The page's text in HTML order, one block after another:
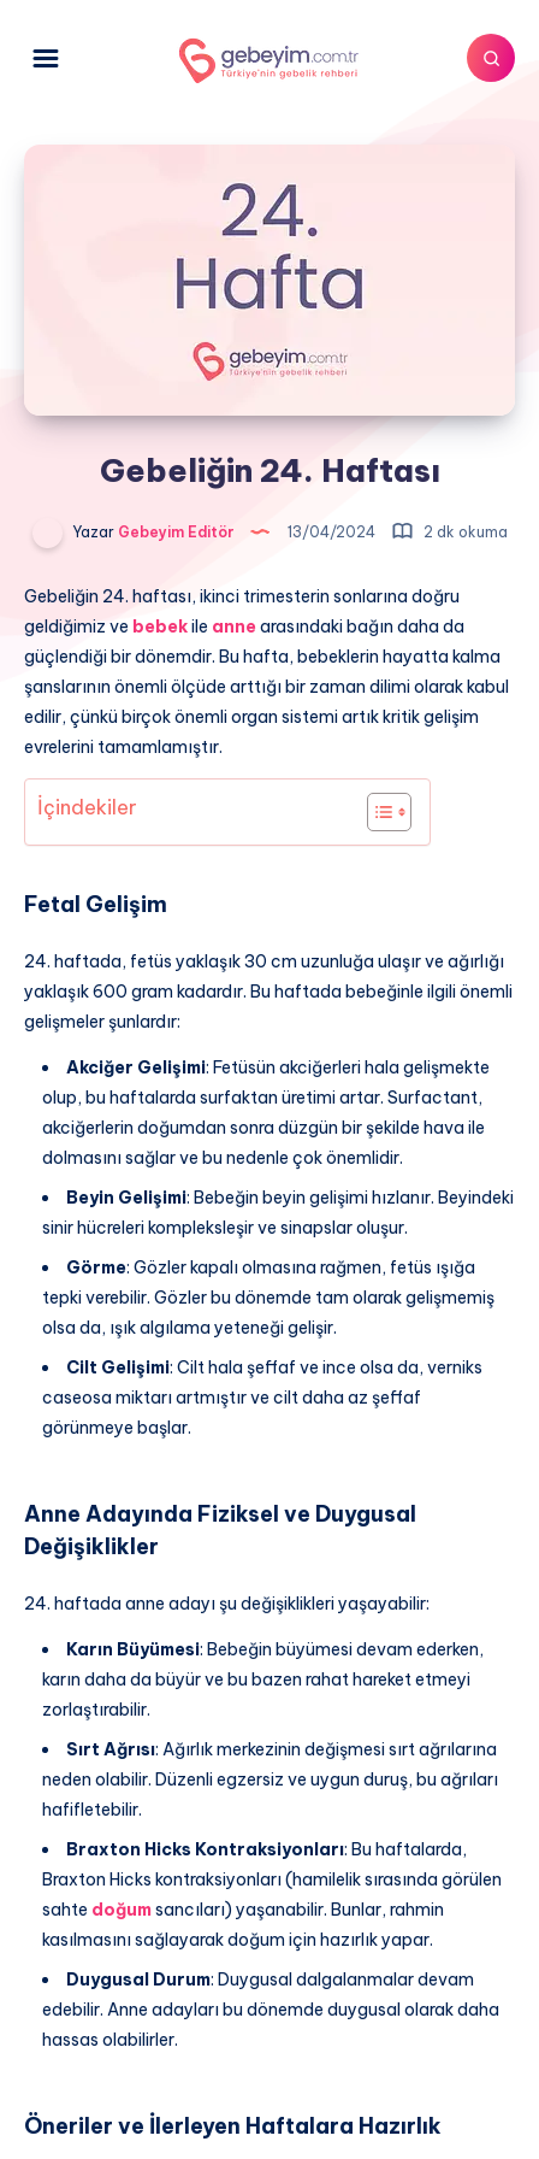
Gebeliğin 24. Haftası
YazarGebeyim Editör 13/04/2024 2 dk okuma
Gebeliğin 24. haftası, ikinci trimesterin sonlarına doğru
geldiğimiz ve bebekile anne arasındaki bağın daha da
güçlendiği bir dönemdir. Bu hafta, bebeklerin hayatta kalma
şanslarının önemli ölçüde arttığı bir zaman dilimi olarak kabul
edilir, çünkü birçok önemli organ sistemi artık kritik gelişim
evrelerini tamamlamıştır.
İçindekiler
Fetal Gelişim
24. haftada, fetüs yaklaşık 30 cm uzunluğa ulaşır ve ağırlığı
yaklaşık 600 gram kadardır. Bu haftada bebeğinle ilgili önemli
gelişmeler şunlardır:
Akciğer Gelişimi: Fetüsün akciğerleri hala gelişmekte
olup, bu haftalarda surfaktan üretimi artar. Surfactant,
akciğerlerin doğumdan sonra düzgün bir şekilde hava ile
dolmasını sağlar ve bu nedenle çok önemlidir.
Beyin Gelişimi: Bebeğin beyin gelişimi hızlanır. Beyindeki
sinir hücreleri kompleksleşir ve sinapslar oluşur.
Görme: Gözler kapalı olmasına rağmen, fetüs ışığa
tepki verebilir. Gözler bu dönemde tam olarak gelişmemiş
olsa da, ışık algılama yeteneği gelişir.
Cilt Gelişimi: Cilt hala şeffaf ve ince olsa da, verniks
caseosa miktarı artmıştır ve cilt daha az şeffaf
görünmeye başlar.
Anne Adayında Fiziksel ve Duygusal
Değişiklikler
24. haftada anne adayı şu değişiklikleri yaşayabilir:
Karın Büyümesi: Bebeğin büyümesi devam ederken,
karın daha da büyür ve bu bazen rahat hareket etmeyi
zorlaştırabilir.
Sırt Ağrısı: Ağırlık merkezinin değişmesi sırt ağrılarına
neden olabilir. Düzenli egzersiz ve uygun duruş, bu ağrıları
hafifletebilir.
Braxton Hicks Kontraksiyonları: Bu haftalarda,
Braxton Hicks kontraksiyonları (hamilelik sırasında görülen
sahte doğumsancıları) yaşanabilir. Bunlar, rahmin
kasılmasını sağlayarak doğum için hazırlık yapar.
Duygusal Durum: Duygusal dalgalanmalar devam
edebilir. Anne adayları bu dönemde duygusal olarak daha
hassas olabilirler.
Öneriler ve İlerleyen Haftalara Hazırlık